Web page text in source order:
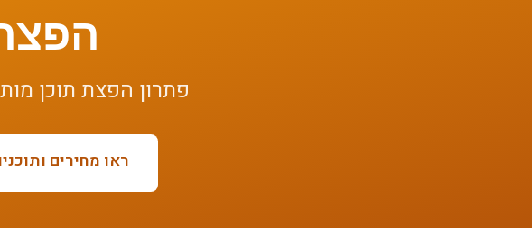
פתרון הפצת תוכן
ראו מחירים